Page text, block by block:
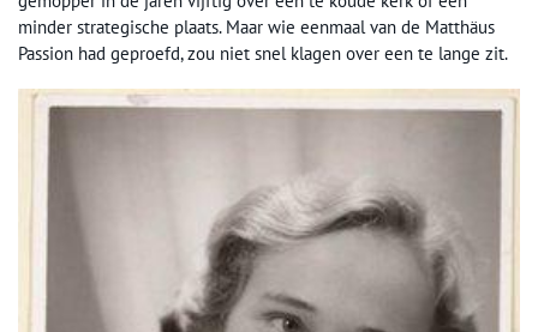
minder strategische plaats. Maar wie eenmaal van de Matthäus
Passion had geproefd, zou niet snel klagen over een te lange zit.